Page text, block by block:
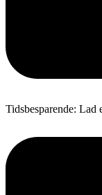
Tidsbesparende: Lad